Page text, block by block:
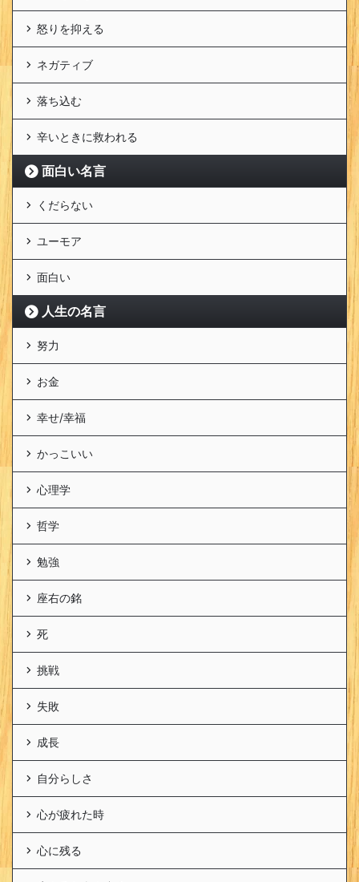
怒りを抑える
ネガティブ
落ち込む
辛いときに救われる
面白い名言
くだらない
ユーモア
面白い
人生の名言
努力
お金
幸せ/幸福
かっこいい
心理学
哲学
勉強
座右の銘
死
挑戦
失敗
成長
自分らしさ
心が疲れた時
心に残る